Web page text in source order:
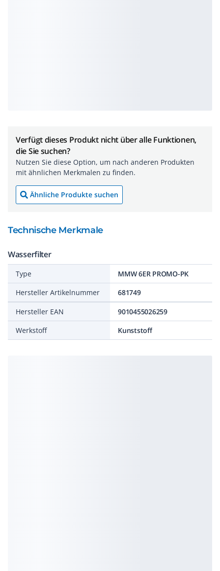
Verfügt dieses Produkt nicht über alle Funktionen,
die Sie suchen?
Nutzen Sie diese Option, um nach anderen Produkten
mit ähnlichen Merkmalen zu finden.
Ähnliche Produkte suchen
Technische Merkmale
Wasserfilter
Type
MMW 6ER PROMO-PK
Hersteller Artikelnummer
681749
Hersteller EAN
9010455026259
Werkstoff
Kunststoff